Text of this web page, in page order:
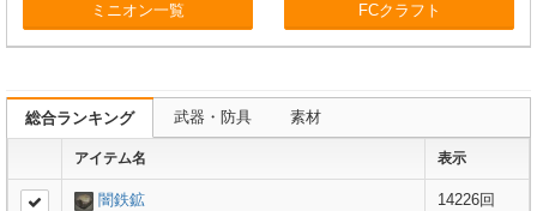
ミニオン一覧 FCクラフト
総合ランキング 武器・防具 素材
アイテム名 表示
闇鉄鉱 14226回